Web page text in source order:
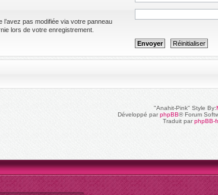
pas modifiée via votre panneau
lors de votre enregistrement.
"Anahit-Pink" Style By:
Développé parphpBB® Forum
Traduit parphpBB-